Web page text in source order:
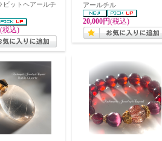
ビットヘアールチ
(税込)
アールチル
20,000円(税込)